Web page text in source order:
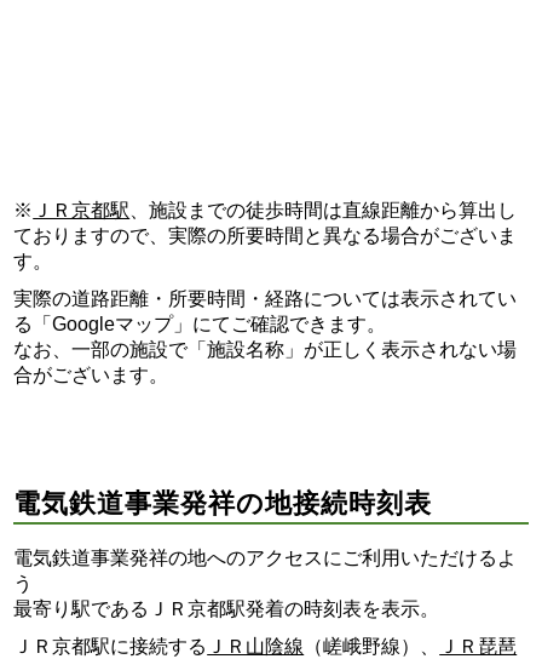
※ ＪＲ京都駅 、施設までの徒歩時間は直線距離から算出し
ておりますので、実際の所要時間と異なる場合がございま
す。
実際の道路距離・所要時間・経路については表示されてい
る「Googleマップ」にてご確認できます。
なお、一部の施設で「施設名称」が正しく表示されない場
合がございます。
電気鉄道事業発祥の地接続時刻表
電気鉄道事業発祥の地へのアクセスにご利用いただけるよ
う
最寄り駅であるＪＲ京都駅発着の時刻表を表示。
ＪＲ京都駅に接続する ＪＲ山陰線 （嵯峨野線）、
ＪＲ琵琶